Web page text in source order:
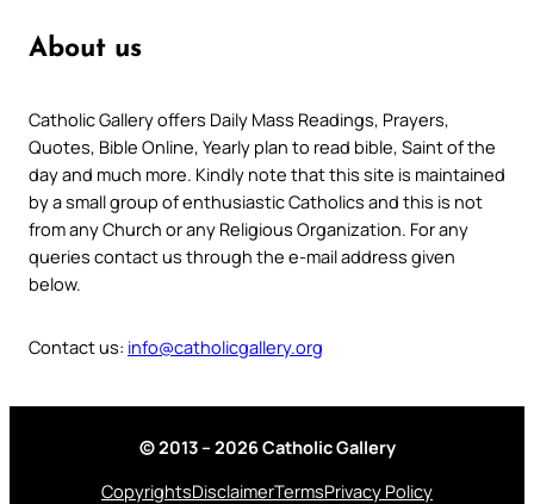
About us
Catholic Gallery offers Daily Mass Readings, Prayers,
Quotes, Bible Online, Yearly plan to read bible, Saint of the
day and much more. Kindly note that this site is maintained
by a small group of enthusiastic Catholics and this is not
from any Church or any Religious Organization. For any
queries contact us through the e-mail address given
below.
Contact us: info@catholicgallery.org
© 2013 – 2026 Catholic Gallery
CopyrightsDisclaimerTermsPrivacy Policy